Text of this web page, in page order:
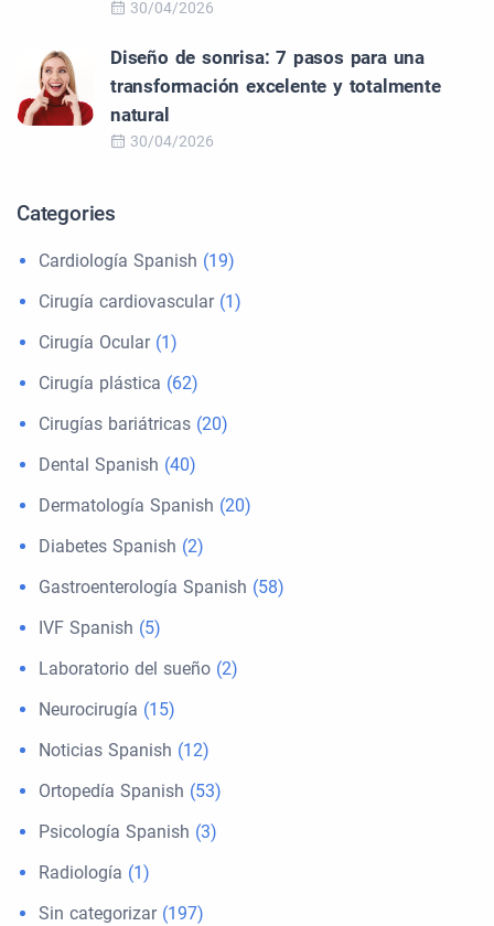
30/04/2026
Diseño de sonrisa: 7 pasos para una
transformación excelente y totalmente
natural
30/04/2026
Categories
Cardiología Spanish (19)
Cirugía cardiovascular(1)
Cirugía Ocular(1)
Cirugía plástica (62)
Cirugías bariátricas (20)
Dental Spanish (40)
Dermatología Spanish (20)
Diabetes Spanish (2)
Gastroenterología Spanish (58)
IVF Spanish (5)
Laboratorio del sueño (2)
Neurocirugía (15)
Noticias Spanish (12)
Ortopedía Spanish (53)
Psicología Spanish (3)
Radiología (1)
Sin categorizar(197)